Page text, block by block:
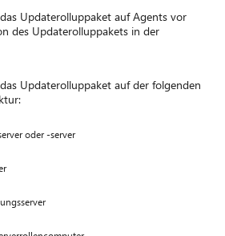
Updaterolluppaket auf Agents vor
des Updaterolluppakets in der
Updaterolluppaket auf der folgenden
oder -server